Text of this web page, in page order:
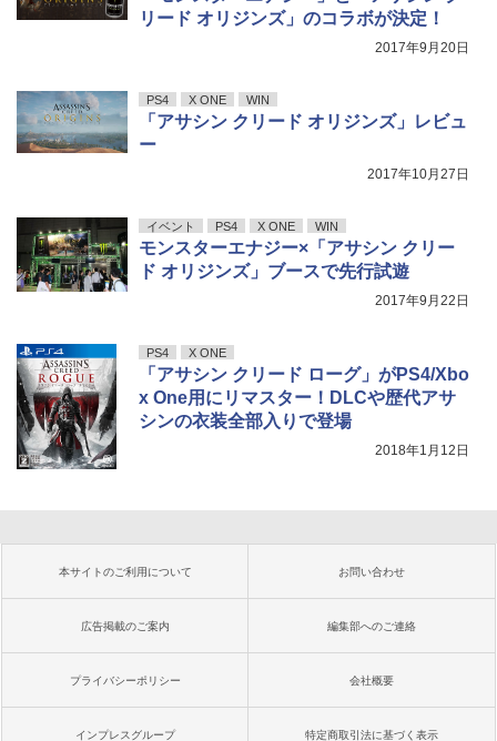
リード オリジンズ」のコラボが決定！
2017年9月20日
PS4 X ONE WIN
「アサシン クリード オリジンズ」レビュ
ー
2017年10月27日
イベント PS4 X ONE WIN
モンスターエナジー×「アサシン クリー
ド オリジンズ」ブースで先行試遊
2017年9月22日
PS4 X ONE
「アサシン クリード ローグ」がPS4/Xbo
x One用にリマスター！DLCや歴代アサ
シンの衣装全部入りで登場
2018年1月12日
本サイトのご利用について お問い合わせ
広告掲載のご案内 編集部へのご連絡
プライバシーポリシー 会社概要
インプレスグループ 特定商取引法に基づく表示